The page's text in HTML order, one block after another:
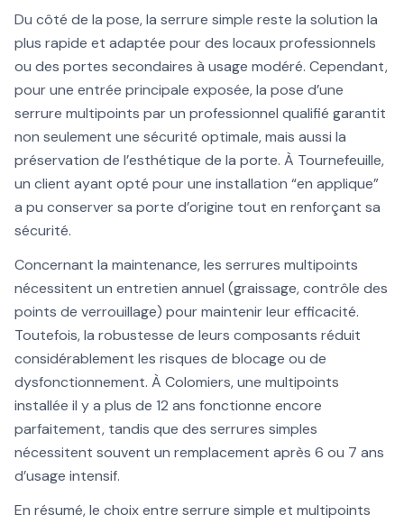
Du côté de la pose, la serrure simple reste la solution la
plus rapide et adaptée pour des locaux professionnels
ou des portes secondaires à usage modéré. Cependant,
pour une entrée principale exposée, la pose d’une
serrure multipoints par un professionnel qualifié garantit
non seulement une sécurité optimale, mais aussi la
préservation de l’esthétique de la porte. À Tournefeuille,
un client ayant opté pour une installation “en applique”
a pu conserver sa porte d’origine tout en renforçant sa
sécurité.
Concernant la maintenance, les serrures multipoints
nécessitent un entretien annuel (graissage, contrôle des
points de verrouillage) pour maintenir leur efficacité.
Toutefois, la robustesse de leurs composants réduit
considérablement les risques de blocage ou de
dysfonctionnement. À Colomiers, une multipoints
installée il y a plus de 12 ans fonctionne encore
parfaitement, tandis que des serrures simples
nécessitent souvent un remplacement après 6 ou 7 ans
d’usage intensif.
En résumé, le choix entre serrure simple et multipoints